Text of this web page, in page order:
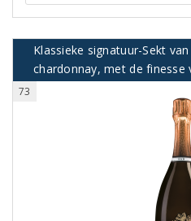
Klassieke signatuur-Sekt
chardonnay, met de finesse
73